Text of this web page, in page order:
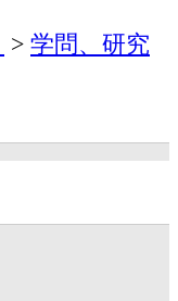
学問、研究